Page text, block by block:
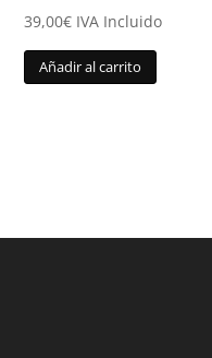
39,00€ IVA Incluido
Añadir al carrito